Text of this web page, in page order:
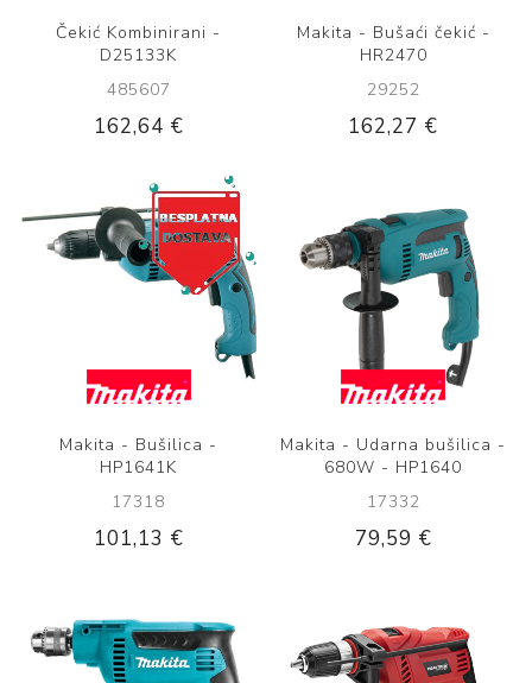
Čekić Kombinirani -
D25133K
485607
162,64 €
Makita - Bušaći čekić -
HR2470
29252
162,27 €
Makita - Bušilica -
HP1641K
17318
101,13 €
Makita - Udarna bušilica -
680W - HP1640
17332
79,59 €